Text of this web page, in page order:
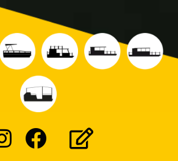
Instagram
Facebook